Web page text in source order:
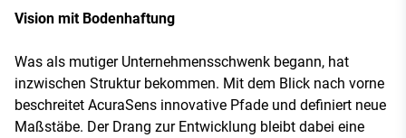
Vision mit Bodenhaftung
Was als mutiger Unternehmensschwenk begann, hat
inzwischen Struktur bekommen. Mit dem Blick nach vorne
beschreitet AcuraSens innovative Pfade und definiert neue
Maßstäbe. Der Drang zur Entwicklung bleibt dabei eine